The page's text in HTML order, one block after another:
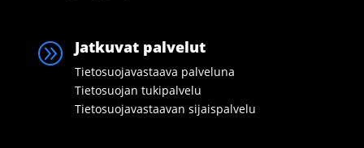
A Jatkuvat palvelut
Tietosuojavastaava palveluna
Tietosuojan tukipalvelu
Tietosuojavastaavan sijaispalvelu